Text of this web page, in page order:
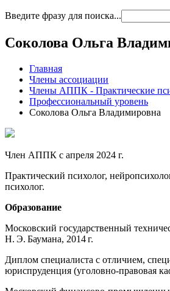
Введите фразу для поиска...
Соколова Ольга
Главная
Члены ассоциации
Члены АППК - Практические
Профессиональный уровень
Соколова Ольга Владимировна
Член АППК с апреля 2024 г.
Практический психолог,
психолог.
Образование
Московский государственный
Н. Э. Баумана, 2014 г.
Диплом специалиста с отличием,
юриспруденция (уголовно-правовая